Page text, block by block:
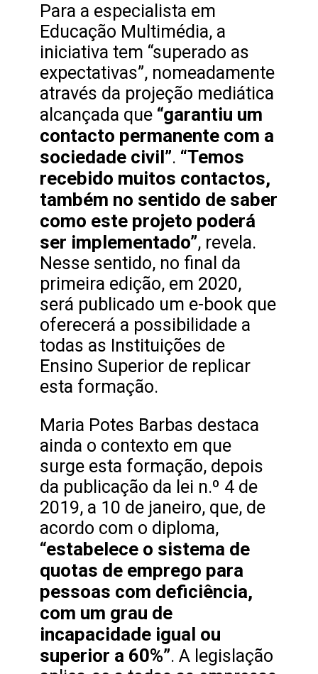
Para a especialista em
Educação Multimédia, a
iniciativa tem “superado as
expectativas”, nomeadamente
através da projeção mediática
alcançada que “garantiu um
contacto permanente com a
sociedade civil”. “Temos
recebido muitos contactos,
também no sentido de saber
como este projeto poderá
ser implementado”, revela.
Nesse sentido, no final da
primeira edição, em 2020,
será publicado um e-book que
oferecerá a possibilidade a
todas as Instituições de
Ensino Superior de replicar
esta formação.
Maria Potes Barbas destaca
ainda o contexto em que
surge esta formação, depois
da publicação da lei n.º 4 de
2019, a 10 de janeiro, que, de
acordo com o diploma,
“estabelece o sistema de
quotas de emprego para
pessoas com deficiência,
com um grau de
incapacidade igual ou
superior a 60%”. A legislação